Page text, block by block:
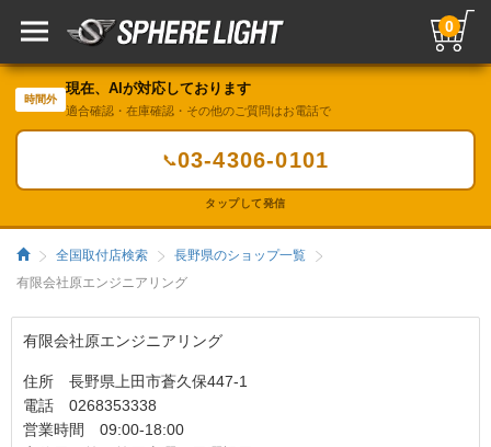
0
時間外
現在、AIが対応しております
適合確認・在庫確認・その他のご質問はお電話で
📞03-4306-0101
タップして発信
全国取付店検索
長野県のショップ一覧
有限会社原エンジニアリング
有限会社原エンジニアリング
住所 長野県上田市蒼久保447-1
電話 0268353338
営業時間 09:00-18:00